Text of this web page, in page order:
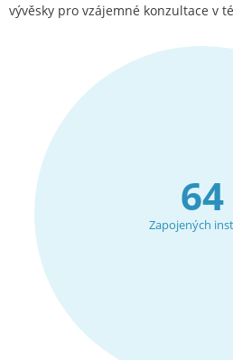
vývěsky pro vzájemné konzultace v
64
Zapojených